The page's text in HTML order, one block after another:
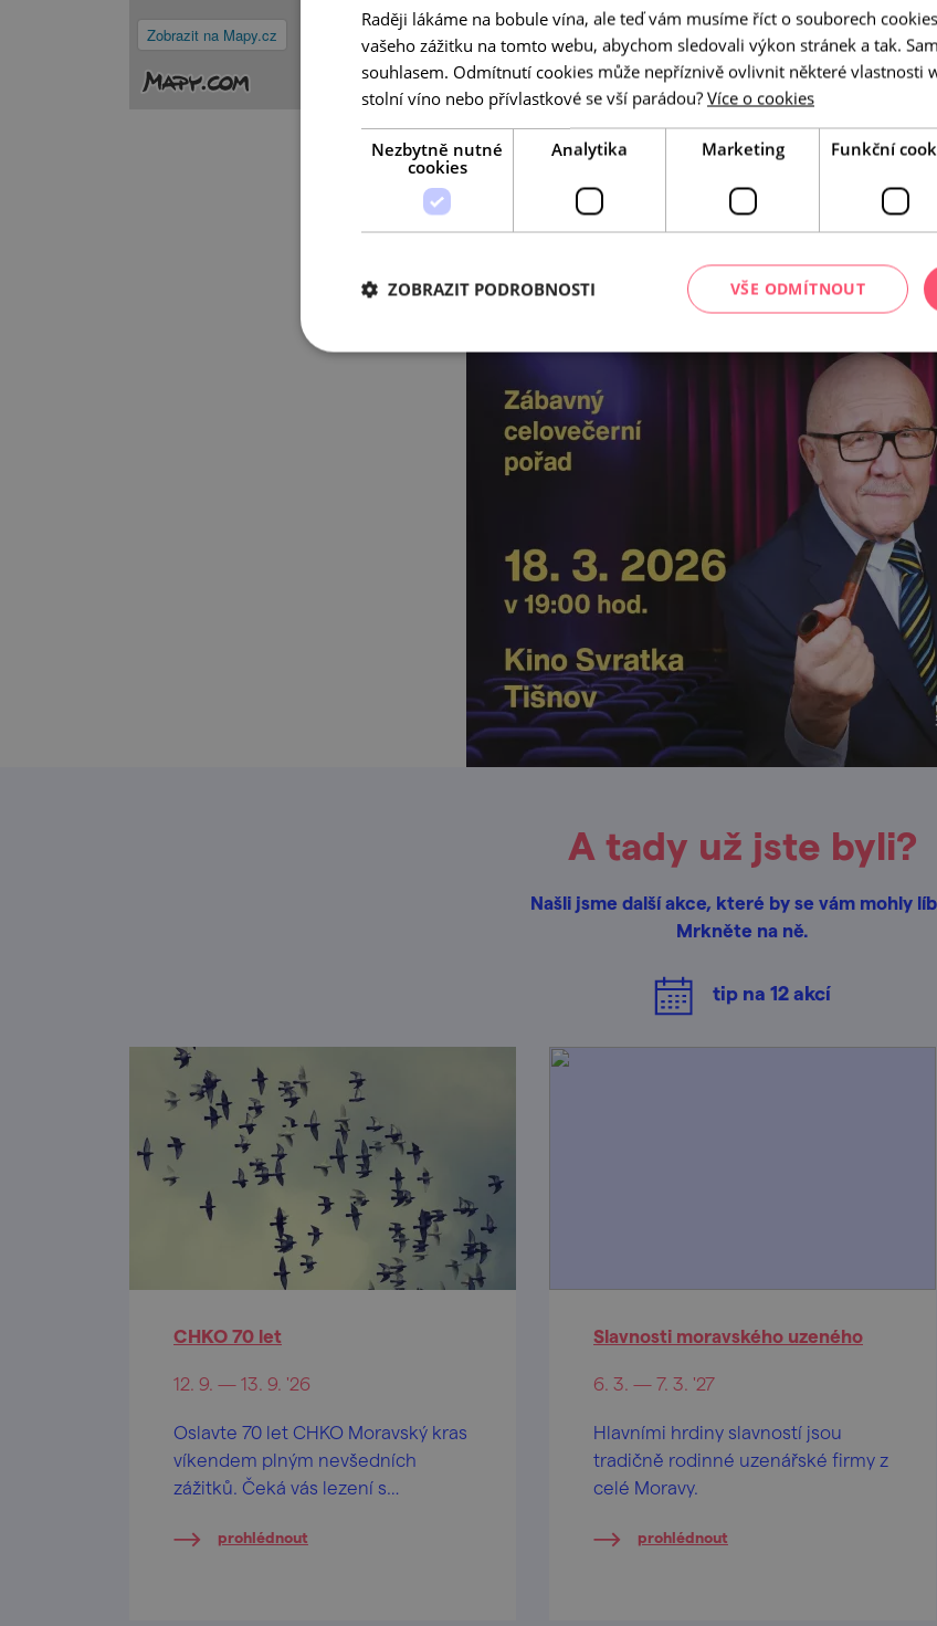
Zobrazit na Mapy.cz
Leaflet|© Seznam.cz a.s. a další
A tady už jste byli?
Našli jsme další akce, které by se vám mohly
Mrkněte na ně.
tip na 12akcí
CHKO 70 let
12. 9. — 13. 9. '26
Oslavte 70 let CHKO Moravský kras
víkendem plným nevšedních
zážitků. Čeká vás lezení s
běžně nepřístupných jeskyní i
prohlédnout
Slavnosti moravského uzeného
6. 3. — 7. 3. '27
Hlavními hrdiny slavností jsou
tradičně rodinné uzenářské firmy z
celé Moravy.
prohlédnout
Raději lákáme na bobule vína, ale teď vám musíme říct o souborech
vašeho zážitku na tomto webu, abychom sledovali výkon stránek a tak.
souhlasem. Odmítnutí cookies může nepříznivě ovlivnit některé vlastnosti
stolní víno nebo přívlastkové se vší parádou? Více o cookies
Nezbytně nutné
cookies
Analytika Marketing Funkční
VŠE ODMÍTNOUT
ZOBRAZIT PODROBNOSTI